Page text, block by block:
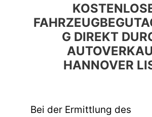
G DIREKT
HANNOVER
Bei der Ermittlung des